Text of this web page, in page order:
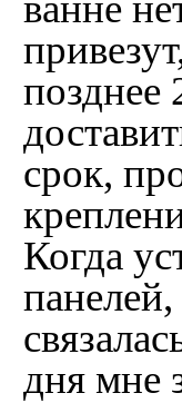
позднее
срок,
Когда
дня мне